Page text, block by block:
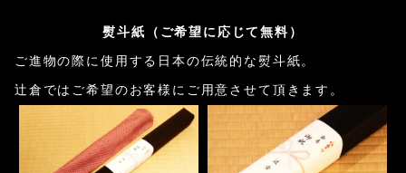
熨斗紙（ご希望に応じて無料）
ご進物の際に使用する日本の伝統的な熨斗紙。
辻倉ではご希望のお客様にご用意させて頂きます。